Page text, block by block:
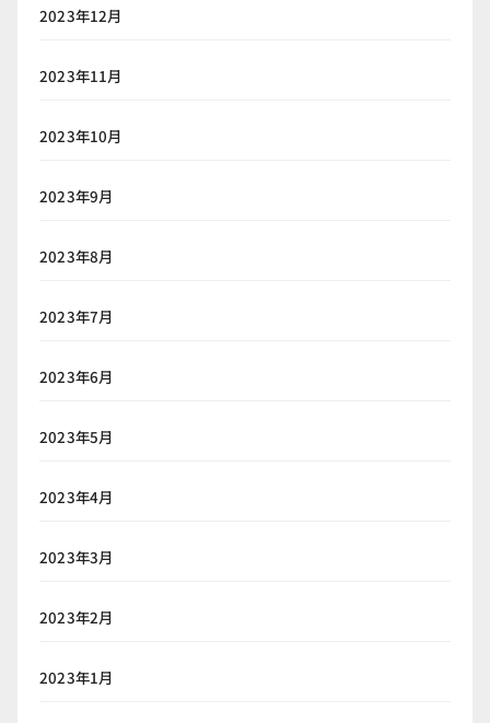
2023年12月
2023年11月
2023年10月
2023年9月
2023年8月
2023年7月
2023年6月
2023年5月
2023年4月
2023年3月
2023年2月
2023年1月